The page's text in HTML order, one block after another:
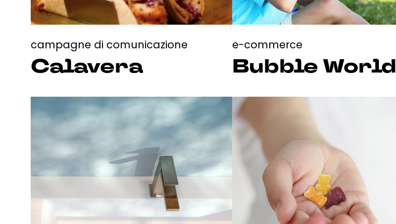
campagne di comunicazione
Calavera
e-commerce
Bubble World
us
Contatti